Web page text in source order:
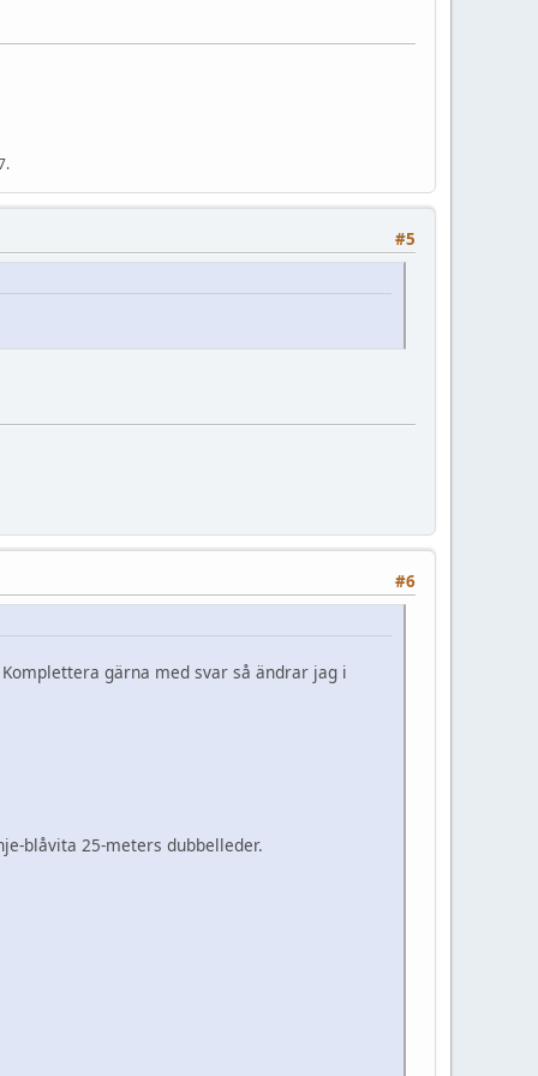
#5
#6
gärna med svar så ändrar jag i
blåvita 25-meters dubbelleder.